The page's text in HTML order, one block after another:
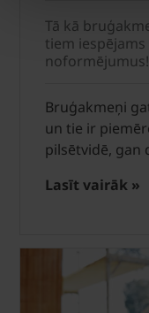
Tā kā
tiem
noformējumus!
Bruģakmeņi
un tie ir
pilsētvidē, gan
Lasīt vairāk »